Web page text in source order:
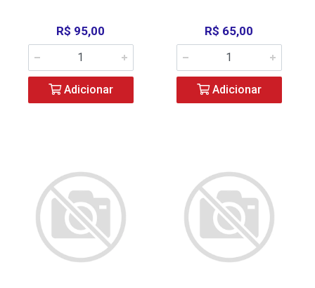
R$ 95,00
Adicionar
R$ 65,00
Adicionar